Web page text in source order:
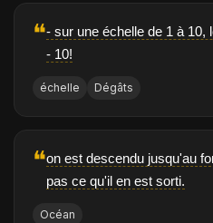
❝- sur une échelle de 1 à 10,
- 10!
échelle Dégâts
❝on est descendu jusqu'au
pas ce qu'il en est sorti.
Océan